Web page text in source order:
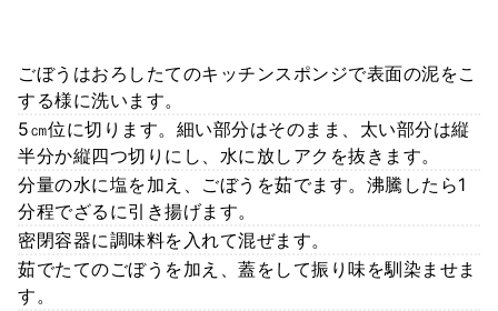
ごぼうはおろしたてのキッチンスポンジで表面の泥をこ
する様に洗います。
5㎝位に切ります。細い部分はそのまま、太い部分は縦
半分か縦四つ切りにし、水に放しアクを抜きます。
分量の水に塩を加え、ごぼうを茹でます。沸騰したら1
分程でざるに引き揚げます。
密閉容器に調味料を入れて混ぜます。
茹でたてのごぼうを加え、蓋をして振り味を馴染ませま
す。